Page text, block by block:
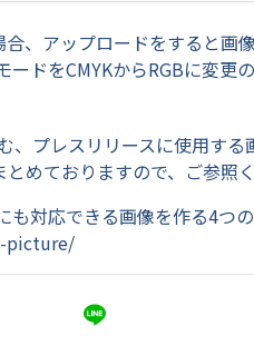
、アップロードをすると画
ドをCMYKからRGBに変更
、プレスリリースに使用する
めておりますので、ご参照く
も対応できる画像を作る4つ
picture/